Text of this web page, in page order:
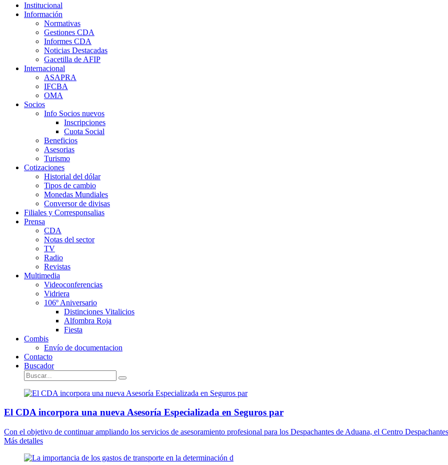
Institucional
Información
Normativas
Gestiones CDA
Informes CDA
Noticias Destacadas
Gacetilla de AFIP
Internacional
ASAPRA
IFCBA
OMA
Socios
Info Socios nuevos
Inscripciones
Cuota Social
Beneficios
Asesorias
Turismo
Cotizaciones
Historial del dólar
Tipos de cambio
Monedas Mundiales
Conversor de divisas
Filiales y Corresponsalias
Prensa
CDA
Notas del sector
TV
Radio
Revistas
Multimedia
Videoconferencias
Vidriera
106º Aniversario
Distinciones Vitalicios
Alfombra Roja
Fiesta
Combis
Envío de documentacion
Contacto
Buscador
El CDA incorpora una nueva Asesoría Especializada en Seguros par
Con el objetivo de continuar ampliando los servicios de asesoramiento profesional para los Despachantes de Aduana, el Centro
Más detalles